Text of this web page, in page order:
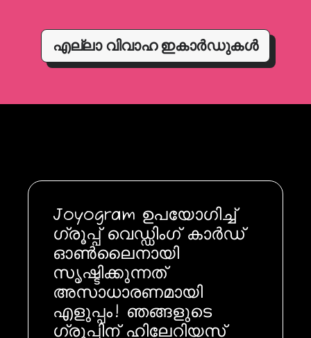
എല്ലാ വിവാഹ ഇകാർഡുകൾ
Joyogram ഉപയോഗിച്ച്
ഗ്രൂപ്പ് വെഡ്ഡിംഗ് കാർഡ്
ഓൺലൈനായി
സൃഷ്ടിക്കുന്നത്
അസാധാരണമായി
എളുപ്പം! ഞങ്ങളുടെ
ഗ്രൂപ്പിന് ഹിലേറിയസ്